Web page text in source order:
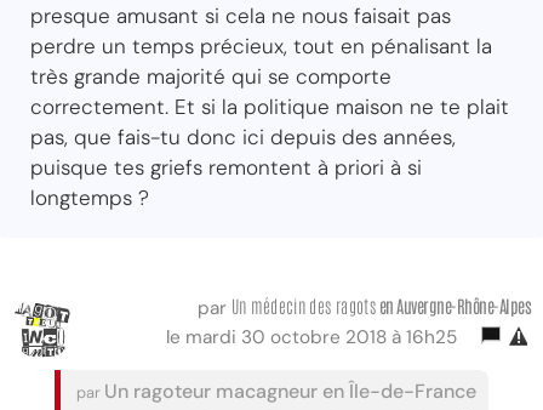
presque amusant si cela ne nous faisait pas
perdre un temps précieux, tout en pénalisant la
très grande majorité qui se comporte
correctement. Et si la politique maison ne te plait
pas, que fais-tu donc ici depuis des années,
puisque tes griefs remontent à priori à si
longtemps ?
par Un médecin des ragots en Auvergne-Rhône-Alpes
le mardi 30 octobre 2018 à 16h25
par Un ragoteur macagneur en Île-de-France